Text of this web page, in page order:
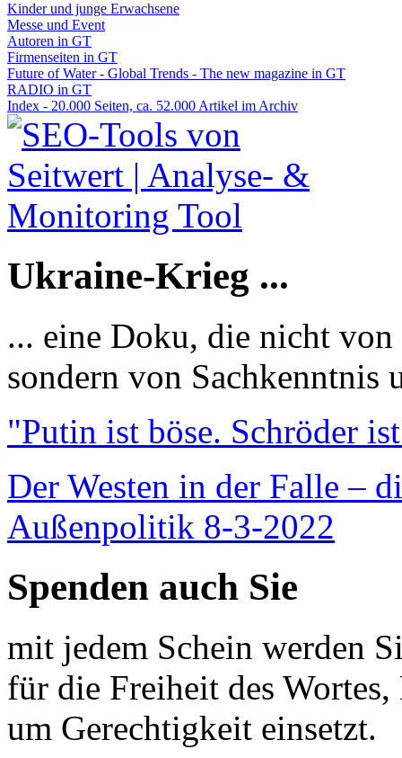
Kinder und junge Erwachsene
Messe und Event
Autoren in GT
Firmenseiten in GT
Future of Water - Global Trends - The new magazine in GT
RADIO in GT
Index - 20.000 Seiten, ca. 52.000 Artikel im Archiv
Ukraine-Krieg ...
... eine Doku, die nicht
sondern von Sachkenntnis
"Putin ist böse. Schröder
Der Westen in der Falle –
Außenpolitik 8-3-2022
Spenden auch Sie
mit jedem Schein werden
für die Freiheit des
um Gerechtigkeit einsetzt.